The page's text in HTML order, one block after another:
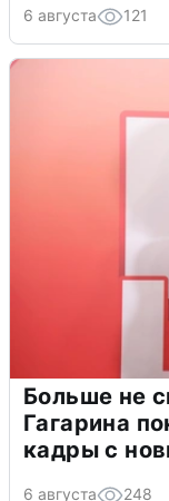
6 августа 121
Больше не
Гагарина
кадры с
6 августа 248